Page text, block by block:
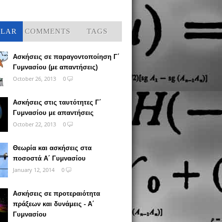
COMMENTS TAGS
Ασκήσεις σε παραγοντοποίηση Γ΄
Γυμνασίου (με απαντήσεις)
October 26, 2013
0
Ασκήσεις στις ταυτότητες Γ΄
Γυμνασίου με απαντήσεις
October 22, 2013
0
Θεωρία και ασκήσεις στα
ποσοστά Α΄ Γυμνασίου
January 12, 2014
0
Ασκήσεις σε προτεραιότητα
πράξεων και δυνάμεις - Α΄
Γυμνασίου